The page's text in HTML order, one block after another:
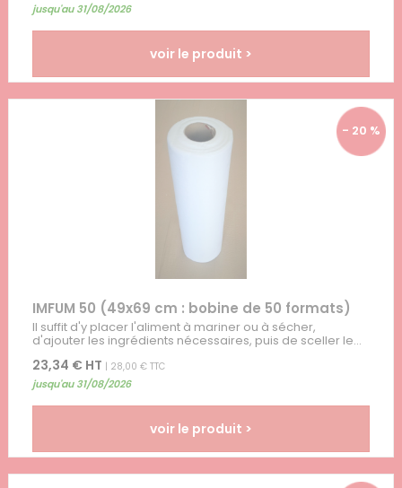
jusqu'au 31/08/2026
voir le produit >
- 20 %
IMFUM 50 (49x69 cm : bobine de 50 formats)
Il suffit d'y placer l'aliment à mariner ou à sécher,
d'ajouter les ingrédients nécessaires, puis de sceller le...
23,34 € HT | 28,00 € TTC
jusqu'au 31/08/2026
voir le produit >